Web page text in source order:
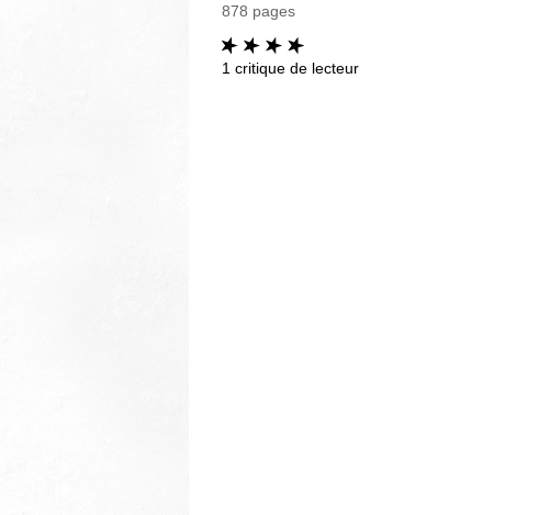
878 pages
1 critique de lecteur